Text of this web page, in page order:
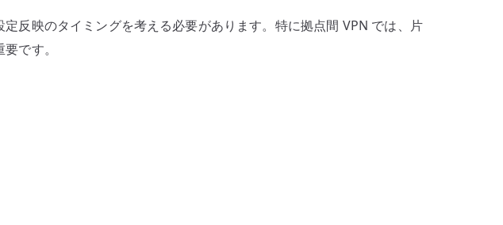
反映のタイミングを考える必要があります。特に拠点間 VPN では、片
です。